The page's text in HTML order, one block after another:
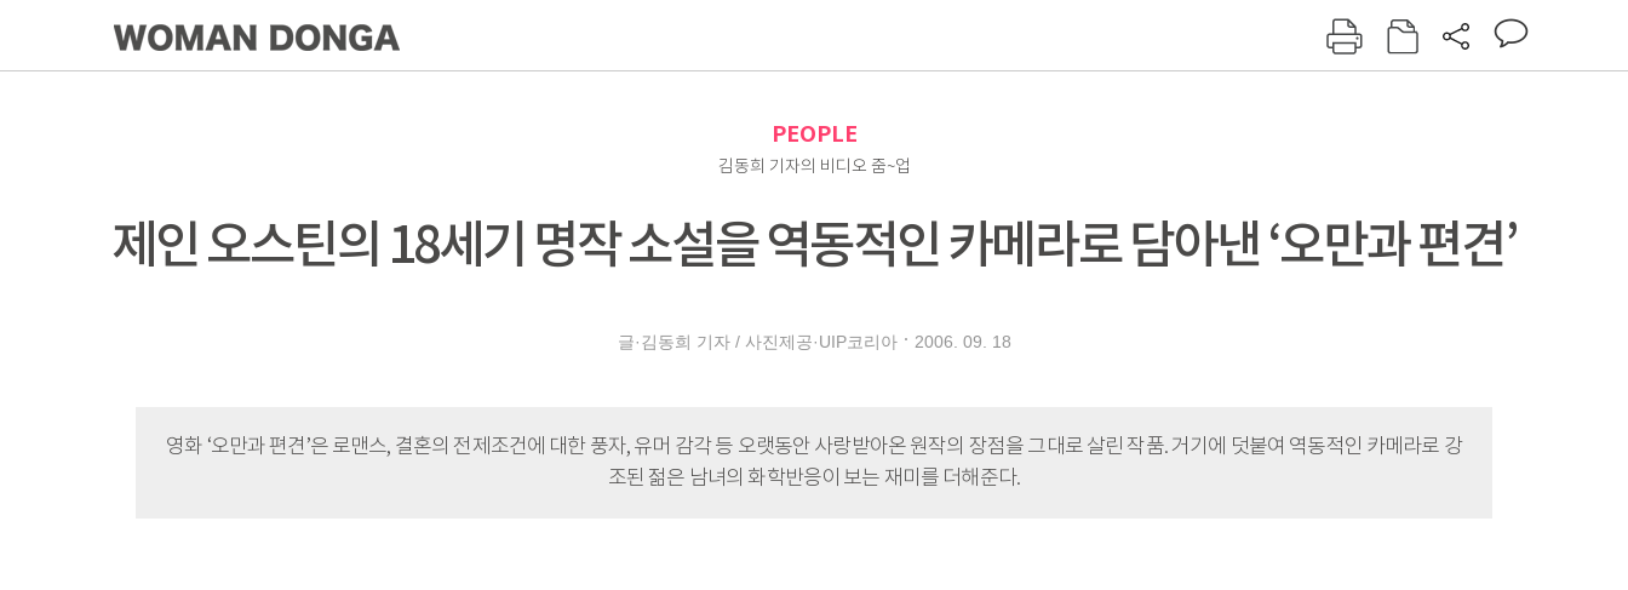
여성동아 동아일보
PEOPLE
김동희 기자의 비디오 줌~업
제인 오스틴의 18세기 명작 소설을 역동적인 카메라로 담아낸 ‘오만과 편견’
글·김동희 기자 / 사진제공·UIP코리아 2006. 09. 18
영화 ‘오만과 편견’은 로맨스, 결혼의 전제조건에 대한 풍자, 유머 감각 등 오랫동안 사랑받아온 원작의 장점을 그대로 살린 작품. 거기에 덧붙여 역동적인 카메라로 강
조된 젊은 남녀의 화학반응이 보는 재미를 더해준다.